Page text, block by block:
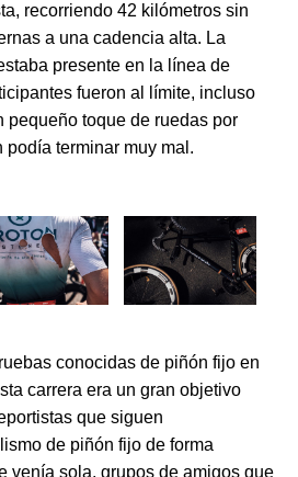
recorriendo 42 kilómetros sin
a una cadencia alta. La
presente en la línea de
fueron al límite, incluso
pequeño toque de ruedas por
podía terminar muy mal.
conocidas de piñón fijo en
carrera era un gran objetivo
que siguen
de piñón fijo de forma
venía sola, grupos de amigos que